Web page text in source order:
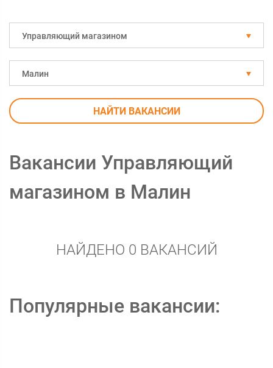
Управляющий магазином
Малин
НАЙТИ ВАКАНСИИ
Вакансии Управляющий
магазином в Малин
НАЙДЕНО 0 ВАКАНСИЙ
Популярные вакансии: